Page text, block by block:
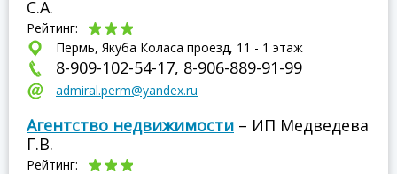
С.А.
Рейтинг:
Пермь, Якуба Коласа проезд, 11 - 1 этаж
8-909-102-54-17, 8-906-889-91-99
admiral.perm@yandex.ru
Агентство недвижимости – ИП Медведева
Г.В.
Рейтинг: